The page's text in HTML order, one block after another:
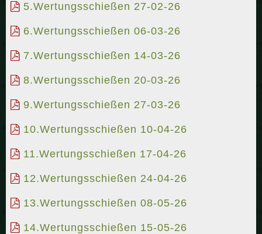
5.Wertungsschießen 27-02-26
6.Wertungsschießen 06-03-26
7.Wertungsschießen 14-03-26
8.Wertungsschießen 20-03-26
9.Wertungsschießen 27-03-26
10.Wertungsschießen 10-04-26
11.Wertungsschießen 17-04-26
12.Wertungsschießen 24-04-26
13.Wertungsschießen 08-05-26
14.Wertungsschießen 15-05-26